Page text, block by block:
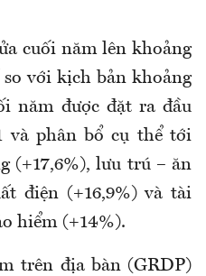
cuối năm lên khoảng
so với kịch bản khoảng
năm được đặt ra đầu
và phân bổ cụ thể tới
(+17,6%), lưu trú – ăn
điện (+16,9%) và tài
hiểm (+14%).
trên địa bàn (GRDP)